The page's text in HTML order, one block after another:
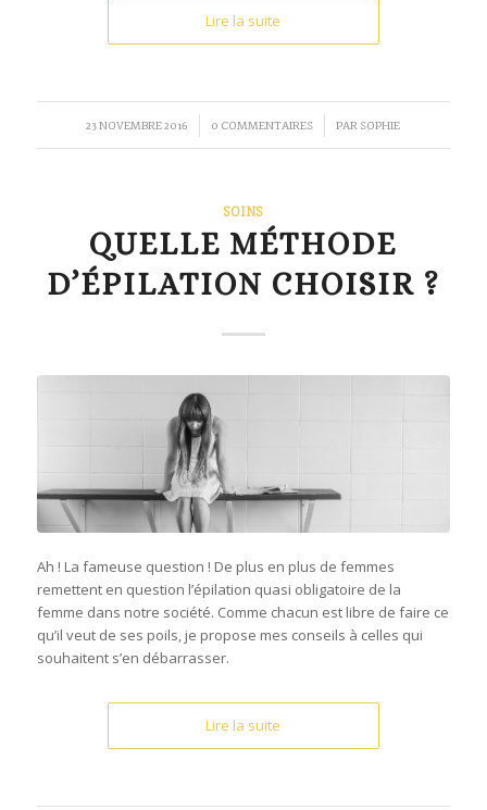
Lire la suite
23 NOVEMBRE 2016
/ 0 COMMENTAIRES
/ PAR SOPHIE
SOINS
QUELLE MÉTHODE
D’ÉPILATION CHOISIR ?
Ah ! La fameuse question ! De plus en plus de femmes
remettent en question l’épilation quasi obligatoire de la
femme dans notre société. Comme chacun est libre de faire ce
qu’il veut de ses poils, je propose mes conseils à celles qui
souhaitent s’en débarrasser.
Lire la suite